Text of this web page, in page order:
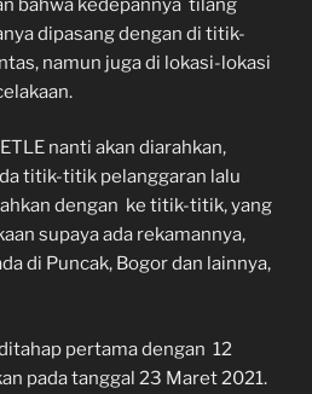
dipasang dengan di titik-
namun juga di lokasi-lokasi
nanti akan diarahkan,
titik-titik pelanggaran lalu
dengan ke titik-titik, yang
supaya ada rekamannya,
di Puncak, Bogor dan lainnya,
pertama dengan 12
pada tanggal 23 Maret 2021.